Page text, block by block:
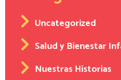
Uncategorized
Salud y Bienestar
Nuestras Historias